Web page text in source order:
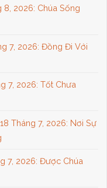
2026: Chúa Sống
7, 2026: Đồng Đi Với
7, 2026: Tốt Chưa
Tháng 7, 2026: Nơi Sự
7, 2026: Được Chúa